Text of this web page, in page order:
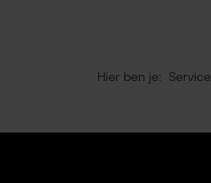
Hier ben je: Service